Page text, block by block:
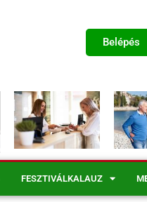
Belépés
FESZTIVÁLKALAUZ